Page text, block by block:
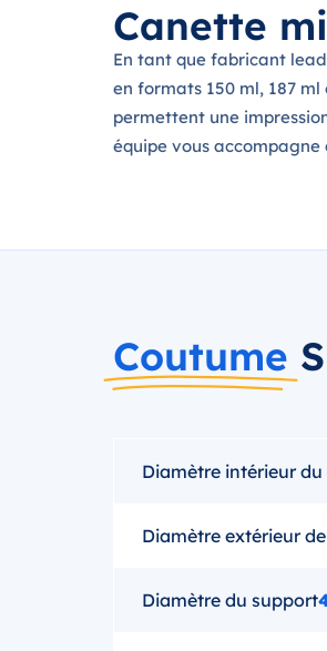
Canette
En tant que fabricant
en formats 150 ml, 187
permettent une
équipe vous
Coutume
Diamètre intérieur du
Diamètre extérieur
Diamètre du support